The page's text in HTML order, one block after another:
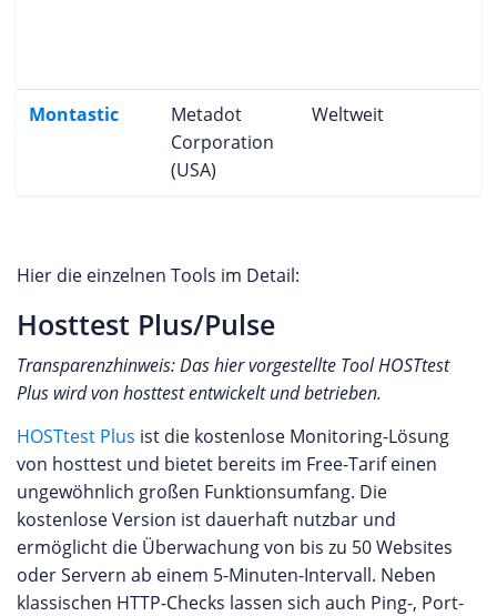
Montastic
Metadot
Corporation
(USA)
Weltweit
Hier die einzelnen Tools im Detail:
Hosttest Plus/Pulse
Transparenzhinweis: Das hier vorgestellte Tool HOSTtest
Plus wird von hosttest entwickelt und betrieben.
HOSTtest Plus ist die kostenlose Monitoring-Lösung
von hosttest und bietet bereits im Free-Tarif einen
ungewöhnlich großen Funktionsumfang. Die
kostenlose Version ist dauerhaft nutzbar und
ermöglicht die Überwachung von bis zu 50 Websites
oder Servern ab einem 5-Minuten-Intervall. Neben
klassischen HTTP-Checks lassen sich auch Ping-, Port-